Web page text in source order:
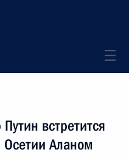
встретится
Аланом